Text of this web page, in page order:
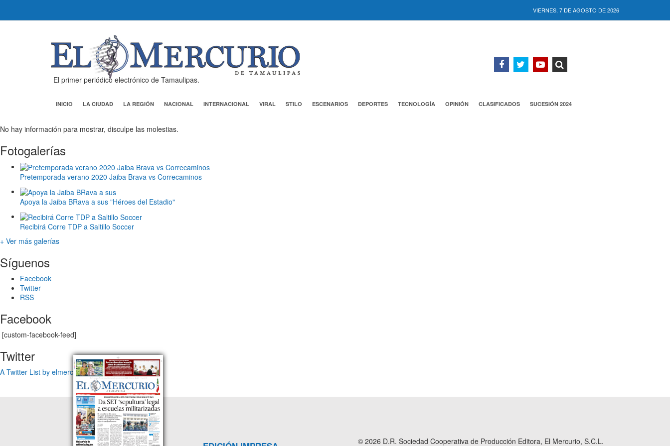
VIERNES, 7 DE AGOSTO DE 2026
El primer periódico electrónico de Tamaulipas.
INICIO LA CIUDAD LA REGIÓN NACIONAL INTERNACIONAL VIRAL STILO ESCENARIOS DEPORTES TECNOLOGÍA OPINIÓN CLASIFICADOS SUCESIÓN 2024
No hay información para mostrar, disculpe las molestias.
Fotogalerías
Pretemporada verano 2020 Jaiba Brava vs Correcaminos
Apoya la Jaiba BRava a sus "Héroes del Estadio"
Recibirá Corre TDP a Saltillo Soccer
+ Ver más galerías
Síguenos
Facebook
Twitter
RSS
Facebook
[custom-facebook-feed]
Twitter
A Twitter List by elmercuriotam
© 2026 D.R. Sociedad Cooperativa de Producción Editora, El Mercurio, S.C.L.